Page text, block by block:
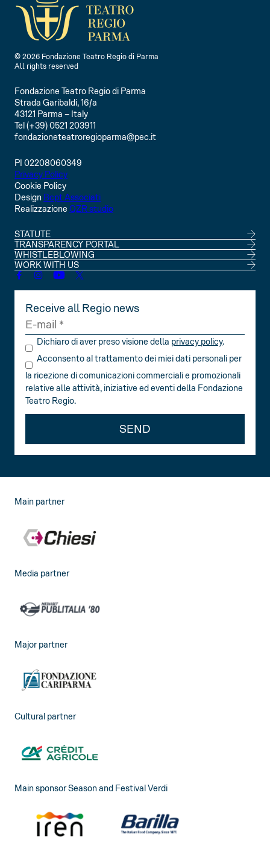
F
O
© 2026 Fondazione Teatro Regio di Parma
All rights reserved
Fondazione Teatro Regio di Parma
Strada Garibaldi, 16/a
43121 Parma – Italy
Tel (+39) 0521 203911
fondazioneteatroregioparma@pec.it
PI 02208060349
Privacy Policy
Cookie Policy
Design Bcpt Associati
Realizzazione QZR studio
STATUTE
TRANSPARENCY PORTAL
WHISTLEBLOWING
WORK WITH US
Receive all Regio news
Dichiaro di aver preso visione della privacy policy.
Acconsento al trattamento dei miei dati personali per
la ricezione di comunicazioni commerciali e promozionali
relative alle attività, iniziative ed eventi della Fondazione
Teatro Regio.
SEND
Main partner
Media partner
Major partner
Cultural partner
Main sponsor Season and Festival Verdi